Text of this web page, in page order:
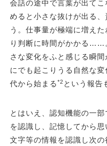
会話の途中で言葉が出て
めると小さな抜けが出る
う。仕事量が極端に増え
り判断に時間がかかる……
さな変化をふと感じる瞬
にでも起こりうる自然な
代から始まる *2 という報告
とはいえ、認知機能の一
を認識し、記憶してから
文字等の情報を認識し次